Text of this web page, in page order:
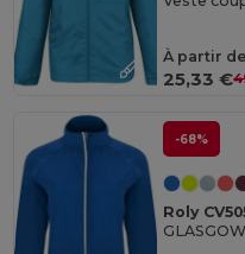
À partir
25,33 €
-68%
Roly